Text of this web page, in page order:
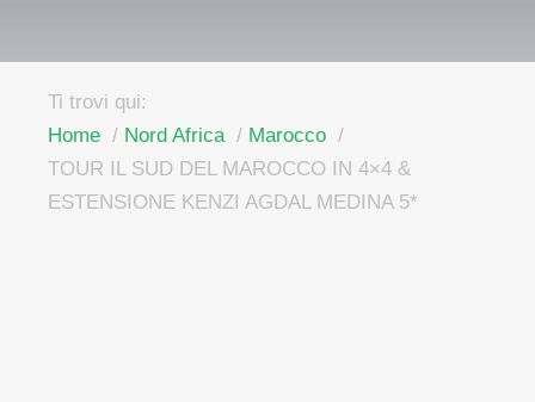
Ti trovi qui:
Home
Nord Africa
Marocco
TOUR IL SUD DEL MAROCCO IN 4×4 &
ESTENSIONE KENZI AGDAL MEDINA 5*